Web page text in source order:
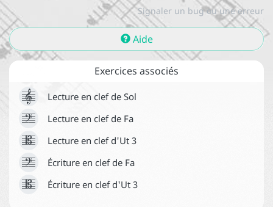

 La qualification des intervalles

 Le renversement des intervalles
Contact
À propos
News
Signaler un bug ou une erreur
Aide
Exercices associés

 Lecture en clef de Sol

 Lecture en clef de Fa

 Lecture en clef d'Ut 3

 Écriture en clef de Fa

 Écriture en clef d'Ut 3